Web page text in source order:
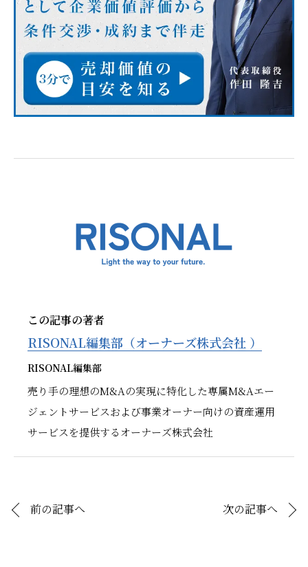
この記事の著者
RISONAL編集部（オーナーズ株式会社 ）
RISONAL編集部
売り手の理想のM&Aの実現に特化した専属M&Aエー
ジェントサービスおよび事業オーナー向けの資産運用
サービスを提供するオーナーズ株式会社
前の記事へ 次の記事へ